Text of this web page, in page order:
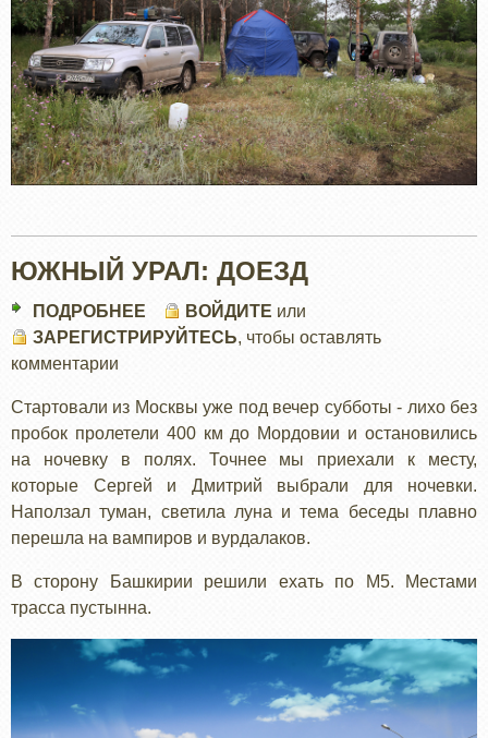
ЮЖНЫЙ УРАЛ: ДОЕЗД
ПОДРОБНЕЕ
ЮЖНЫЙ
ВОЙДИТЕ или
ЗАРЕГИСТРИРУЙТЕСЬ, чтобы оставлять
комментарии
Стартовали из Москвы уже под вечер субботы - лихо без
пробок пролетели 400 км до Мордовии и остановились
на ночевку в полях. Точнее мы приехали к месту,
которые Сергей и Дмитрий выбрали для ночевки.
Наползал туман, светила луна и тема беседы плавно
перешла на вампиров и вурдалаков.
В сторону Башкирии решили ехать по М5. Местами
трасса пустынна.